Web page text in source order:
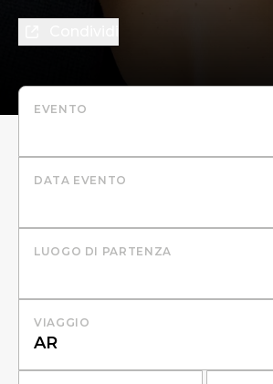
EVENTO
DATA EVENTO
LUOGO DI PARTENZA
VIAGGIO